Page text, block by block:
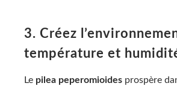
3. Créez
température et
Le pilea peperomioides prospère